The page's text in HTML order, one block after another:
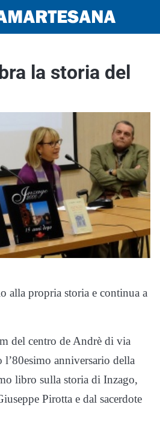
la storia del
alla propria storia e continua a
del centro de Andrè di via
l’80esimo anniversario della
libro sulla storia di Inzago,
Pirotta e dal sacerdote